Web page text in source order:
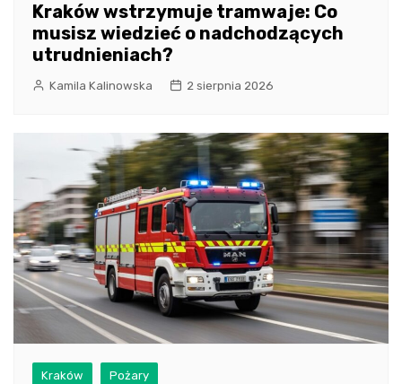
Kraków wstrzymuje tramwaje: Co
musisz wiedzieć o nadchodzących
utrudnieniach?
Kamila Kalinowska 2 sierpnia 2026
Kraków Pożary